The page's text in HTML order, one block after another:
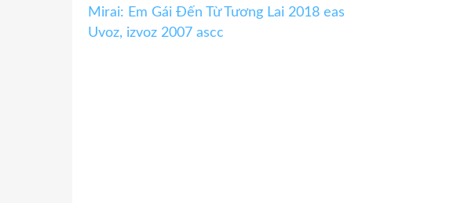
Mirai: Em Gái Đến Từ Tương Lai 2018 eas
Uvoz, izvoz 2007 ascc